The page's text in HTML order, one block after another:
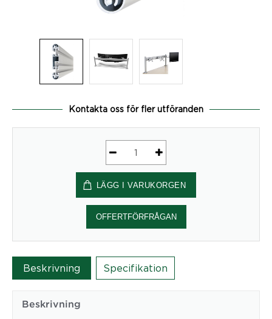
Kontakta oss för fler utföranden
Toolbar
F-
profil,
skenlängd
1600
mm
Kondator
AB
LÄGG I VARUKORGEN
OFFERTFÖRFRÅGAN
Beskrivning Specifikation
Beskrivning